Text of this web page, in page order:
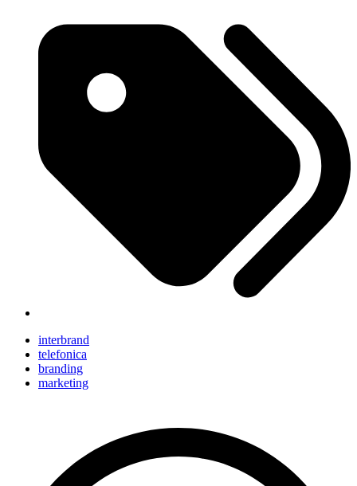
interbrand
telefonica
branding
marketing